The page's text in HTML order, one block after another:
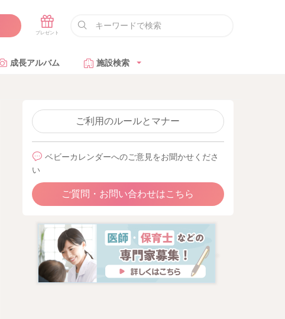
成長アルバム 施設検索
ご利用のルールとマナー
ベビーカレンダーへのご意見をお聞かせくださ
い
ご質問・お問い合わせはこちら